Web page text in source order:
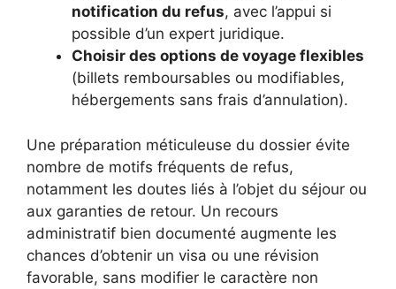
notification du refus, avec l’appui si
possible d’un expert juridique.
Choisir des options de voyage flexibles
(billets remboursables ou modifiables,
hébergements sans frais d’annulation).
Une préparation méticuleuse du dossier évite
nombre de motifs fréquents de refus,
notamment les doutes liés à l’objet du séjour ou
aux garanties de retour. Un recours
administratif bien documenté augmente les
chances d’obtenir un visa ou une révision
favorable, sans modifier le caractère non